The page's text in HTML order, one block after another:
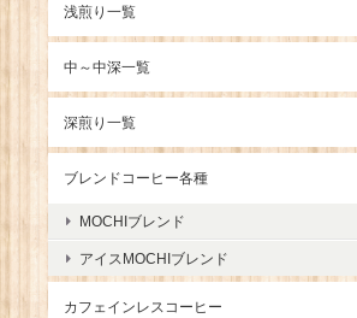
浅煎り一覧
中～中深一覧
深煎り一覧
ブレンドコーヒー各種
MOCHIブレンド
アイスMOCHIブレンド
カフェインレスコーヒー